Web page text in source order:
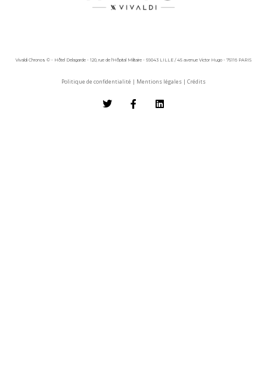
Vivaldi Chronos © - Hôtel Delagarde - 120, rue de l'Hôpital Militaire - 59043 LILLE / 45 avenue Victor Hugo - 75116 PARIS
Politique de confidentialité | Mentions légales | Crédits